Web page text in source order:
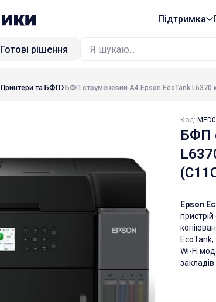
Підтримка
Готові рішення
Принтери та БФП БФП струменевий A4 Epson EcoTank L6370
Код:
БФП
Epson
Wi-Fi